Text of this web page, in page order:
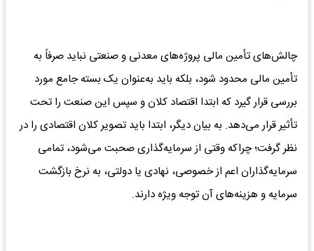
چالش‌های تأمین مالی پروژه‌های معدنی و صنعتی نباید صرفاً به
تأمین مالی محدود شود، بلکه باید به‌عنوان یک بسته جامع مورد
بررسی قرار گیرد که ابتدا اقتصاد کلان و سپس این صنعت را تحت
تأثیر قرار می‌دهد. به بیان دیگر، ابتدا باید تصویر کلان اقتصادی را در
نظر گرفت؛ چراکه وقتی از سرمایه‌گذاری صحبت می‌شود، تمامی
سرمایه‌گذاران اعم از خصوصی، نهادی یا دولتی، به نرخ بازگشت
سرمایه و هزینه‌های آن توجه ویژه دارند.